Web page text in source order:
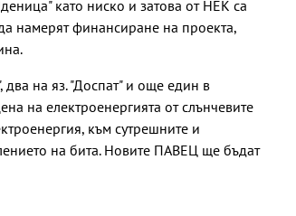
като ниско и затова от НЕК са
намерят финансиране на проекта,
на яз. "Доспат" и още един в
на електроенергията от слънчевите
към сутрешните и
на бита. Новите ПАВЕЦ ще бъдат
ата годишнина на
Военноморските сили